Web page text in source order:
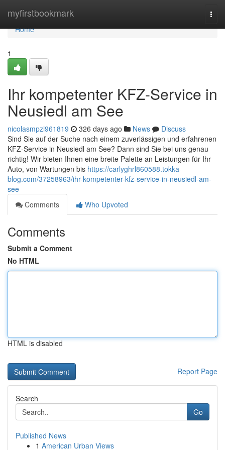
myfirstbookmark
Home
Home
1
Ihr kompetenter KFZ-Service in
Neusiedl am See
nicolasmpzi961819 326 days ago News
Discuss
Sind Sie auf der Suche nach einem zuverlässigen und erfahrenen
KFZ-Service in Neusiedl am See? Dann sind Sie bei uns genau
richtig! Wir bieten Ihnen eine breite Palette an Leistungen für Ihr
Auto, von Wartungen bis https://carlyghrl860588.tokka-
blog.com/37258963/ihr-kompetenter-kfz-service-in-neusiedl-am-
see
Comments
Who Upvoted
Comments
Submit a Comment
No HTML
HTML is disabled
Report Page
Search
Go
Published News
1 American Urban Views